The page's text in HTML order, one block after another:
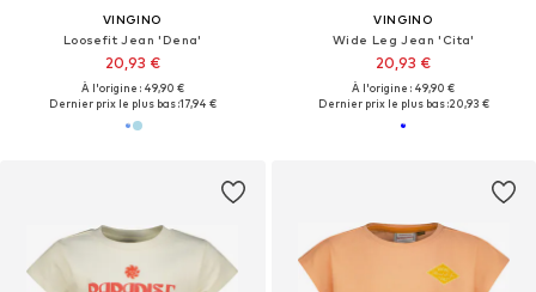
VINGINO
Loosefit Jean 'Dena'
20,93 €
À l'origine : 49,90 €
Dernier prix le plus bas :17,94 €
VINGINO
Wide Leg Jean 'Cita'
20,93 €
À l'origine : 49,90 €
Dernier prix le plus bas :20,93 €